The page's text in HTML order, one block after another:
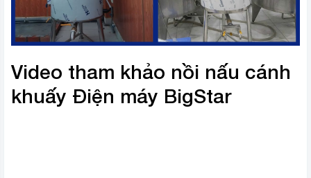
Video tham khảo nồi nấu cánh
khuấy Điện máy BigStar